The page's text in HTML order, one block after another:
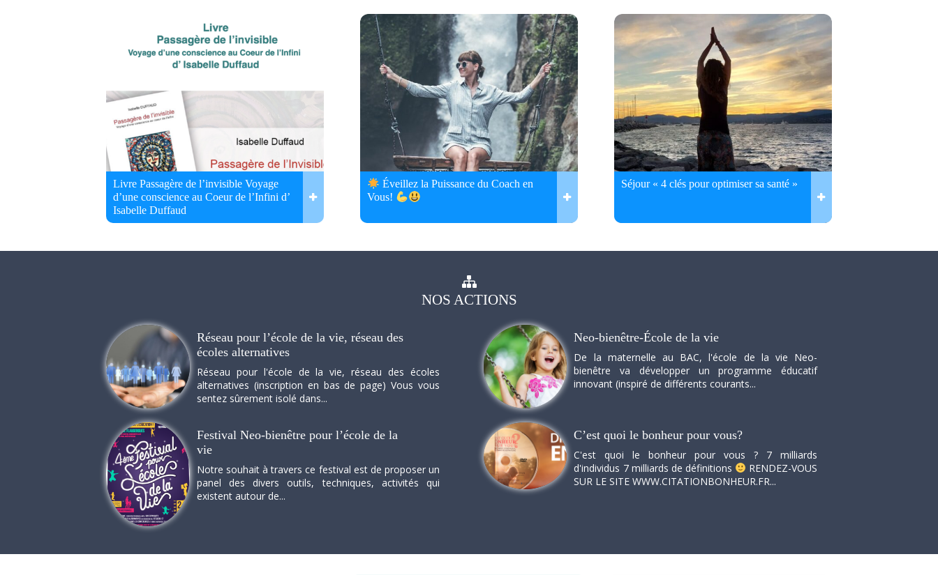
Livre Passagère de l’invisible Voyage
d’une conscience au Coeur de l’Infini d’
Isabelle Duffaud
Éveillez la Puissance du Coach en
Vous!
Séjour « 4 clés pour optimiser sa santé »
NOS ACTIONS
Réseau pour l’école de la vie, réseau des
écoles alternatives
Réseau pour l'école de la vie, réseau des écoles
alternatives (inscription en bas de page) Vous vous
sentez sûrement isolé dans...
Neo-bienêtre-École de la vie
De la maternelle au BAC, l'école de la vie Neo-
bienêtre va développer un programme éducatif
innovant (inspiré de différents courants...
Festival Neo-bienêtre pour l’école de la
vie
Notre souhait à travers ce festival est de proposer un
panel des divers outils, techniques, activités qui
existent autour de...
C’est quoi le bonheur pour vous?
C'est quoi le bonheur pour vous ? 7 milliards
d'individus 7 milliards de définitions
RENDEZ-VOUS
SUR LE SITE WWW.CITATIONBONHEUR.FR...